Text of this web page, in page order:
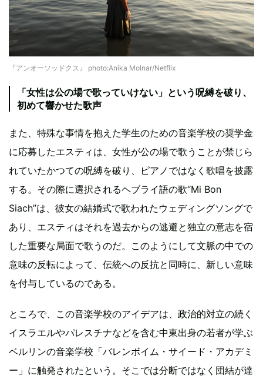
『アンオーソッドクス』 photo:Anika Molnar/Netflix
「女性は公の場で歌っていけない」という呪縛を破り、
初めて響かせた歌声
また、特殊な事情を抱えた学生のための音楽学校の奨学金
に応募したエスティは、女性が公の場で歌うことが禁じら
れていたかつての呪縛を破り、ピアノではなく歌唱を披露
する。その際に選択されるヘブライ語の歌“Mi Bon
Siach”は、彼女の結婚式で歌われたウェディングソングで
あり、エスティはそれを過去からの逃避と独立の意志を宿
した重要な局面で歌うのだ。このようにして文脈の中での
意味の反転によって、伝統への反抗と同時に、新しい意味
を付与しているのである。
ところで、この音楽学校のアイデアは、政治的対立の続く
イスラエルやパレスチナなどを含む中東出身の若者が学ぶ
ベルリンの音楽学校「バレンボイム・サイード・アカデミ
ー」に触発されたという。そこでは分断ではなく団結が達